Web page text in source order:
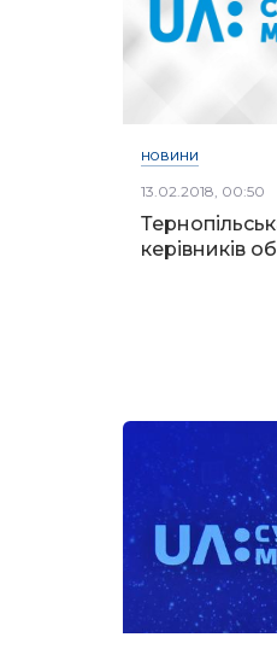
НОВИНИ
13.02.2018, 00:50
керівників